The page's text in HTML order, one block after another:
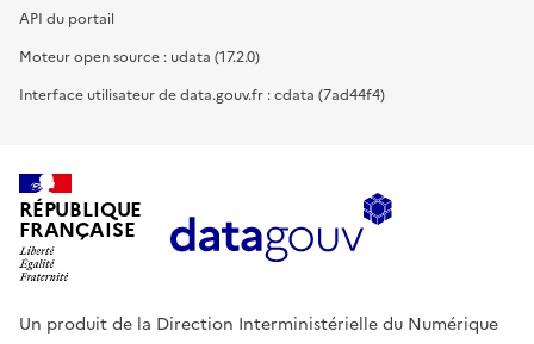
API du portail
Moteur open source : udata (17.2.0)
Interface utilisateur de data.gouv.fr : cdata (7ad44f4)
RÉPUBLIQUE
FRANÇAISE
Un produit de la Direction Interministérielle du Numérique